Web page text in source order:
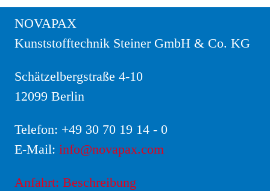
NOVAPAX
Kunststofftechnik Steiner GmbH & Co. KG
Schätzelbergstraße 4-10
12099 Berlin
Telefon: +49 30 70 19 14 - 0
E-Mail: info@novapax.com
Anfahrt: Beschreibung